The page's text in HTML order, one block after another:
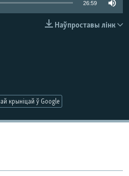
26:59
Наўпроставы лінк
крыніцай ў Google